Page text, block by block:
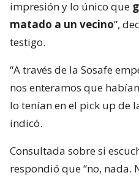
impresión y lo único que
matado a un vecino”,
testigo.
“A través de la Sosafe
nos enteramos que
lo tenían en el pick up de
indicó.
Consultada sobre si
respondió que “no, nada.